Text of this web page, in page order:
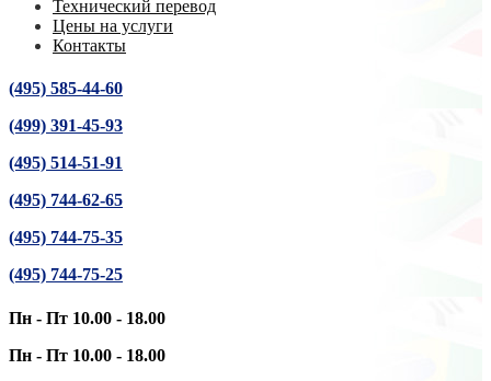
Технический перевод
Цены на услуги
Контакты
(495) 585-44-60
(499) 391-45-93
(495) 514-51-91
(495) 744-62-65
(495) 744-75-35
(495) 744-75-25
Пн - Пт 10.00 - 18.00
Пн - Пт 10.00 - 18.00